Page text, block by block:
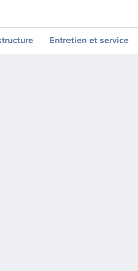
Entretien et service